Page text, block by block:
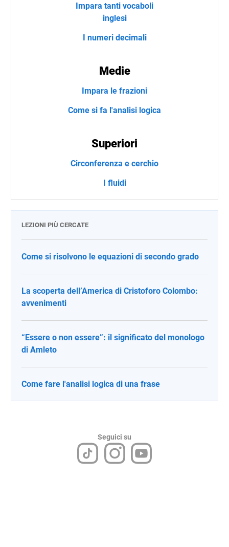
Impara tanti vocaboli
inglesi
I numeri decimali
Medie
Impara le frazioni
Come si fa l'analisi logica
Superiori
Circonferenza e cerchio
I fluidi
LEZIONI PIÙ CERCATE
Come si risolvono le equazioni di secondo grado
La scoperta dell’America di Cristoforo Colombo:
avvenimenti
“Essere o non essere”: il significato del monologo
di Amleto
Come fare l'analisi logica di una frase
Seguici su